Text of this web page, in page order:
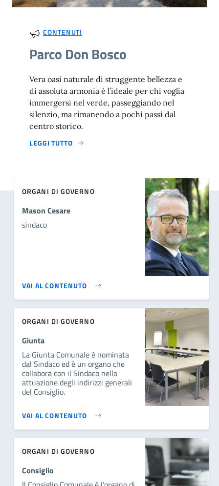
CONTENUTI
Parco Don Bosco
Vera oasi naturale di struggente bellezza e
di assoluta armonia è l’ideale per chi voglia
immergersi nel verde, passeggiando nel
silenzio, ma rimanendo a pochi passi dal
centro storico.
LEGGI TUTTO
ORGANI DI GOVERNO
Mason Cesare
sindaco
VAI AL CONTENUTO
ORGANI DI GOVERNO
Giunta
La Giunta Comunale è nominata
dal Sindaco ed è un organo che
collabora con il Sindaco nella
attuazione degli indirizzi generali
del Consiglio.
VAI AL CONTENUTO
ORGANI DI GOVERNO
Consiglio